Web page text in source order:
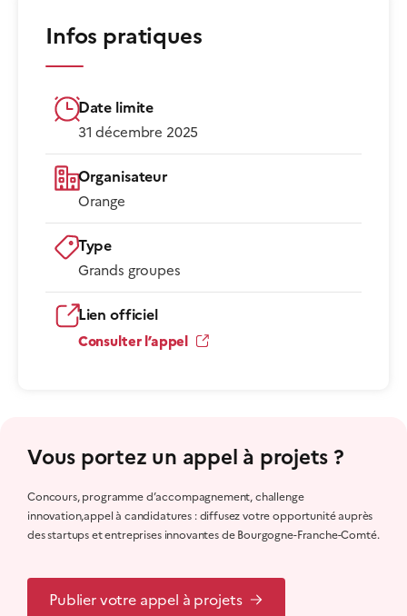
Infos pratiques
Date limite
31 décembre 2025
Organisateur
Orange
Type
Grands groupes
Lien officiel
Consulter l’appel
Vous portez un appel à projets ?
Concours, programme d’accompagnement, challenge
innovation,appel à candidatures : diffusez votre opportunité auprès
des startups et entreprises innovantes de Bourgogne-Franche-Comté.
Publier votre appel à projets